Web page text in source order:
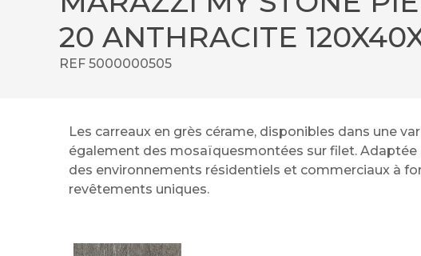
20 ANTHRACITE
REF 5000000505
Les carreaux en grès cérame, disponibles dans une
également des mosaïquesmontées sur filet.
des environnements résidentiels et commerciaux à
revêtements uniques.